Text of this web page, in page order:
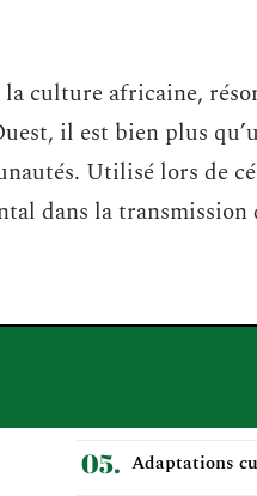
culture africaine,
il est bien plus
Utilisé lors de
dans la transmission
Adaptations